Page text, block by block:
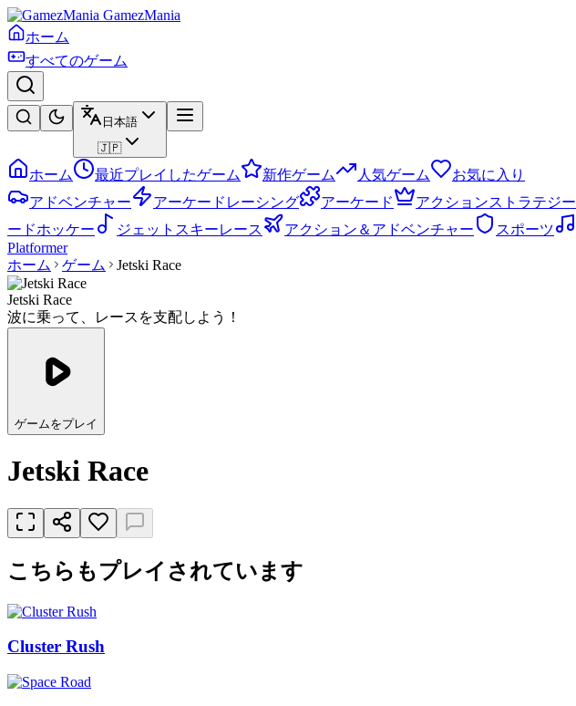
GamezMania
ホーム
すべてのゲーム
日本語
🇯🇵
ホーム 最近プレイしたゲーム 新作ゲーム 人気ゲーム
お気に入り
アドベンチャー
アーケードレーシング アーケード アクションストラテジー
ードホッケー
ジェットスキーレース アクション＆アドベンチャー スポーツ
Platformer
ホーム
ゲーム Jetski Race
Jetski Race
波に乗って、レースを支配しよう！
ゲームをプレイ
Jetski Race
こちらもプレイされています
Cluster Rush